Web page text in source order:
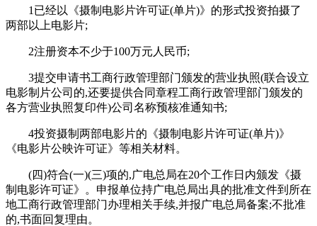
1已经以《摄制电影片许可证(单片)》的形式投资拍摄了
两部以上电影片;
2注册资本不少于100万元人民币;
3提交申请书工商行政管理部门颁发的营业执照(联合设立
电影制片公司的,还要提供合同章程工商行政管理部门颁发的
各方营业执照复印件)公司名称预核准通知书;
4投资摄制两部电影片的《摄制电影片许可证(单片)》
《电影片公映许可证》等相关材料。
(四)符合(一)(三)项的,广电总局在20个工作日内颁发《摄
制电影许可证》。申报单位持广电总局出具的批准文件到所在
地工商行政管理部门办理相关手续,并报广电总局备案;不批准
的,书面回复理由。